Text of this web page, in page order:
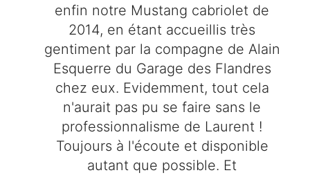
enfin notre Mustang cabriolet de
2014, en étant accueillis très
gentiment par la compagne de Alain
Esquerre du Garage des Flandres
chez eux. Evidemment, tout cela
n'aurait pas pu se faire sans le
professionnalisme de Laurent !
Toujours à l'écoute et disponible
autant que possible. Et